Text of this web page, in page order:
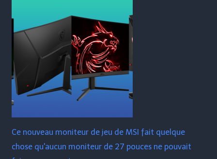
Ce nouveau moniteur de jeu de MSI fait quelque
chose qu'aucun moniteur de 27 pouces ne pouvait